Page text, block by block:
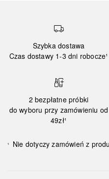
Szybka dostawa
Czas dostawy 1-3 dni robocze¹
2 bezpłatne próbki
do wyboru przy zamówieniu od
49zł¹
¹ Nie dotyczy zamówień z